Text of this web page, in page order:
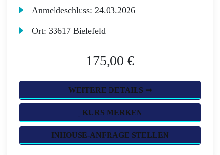
Anmeldeschluss:24.03.2026
Ort:33617 Bielefeld
175,00 €
WEITERE DETAILS ➞
KURS MERKEN
INHOUSE-ANFRAGE STELLEN